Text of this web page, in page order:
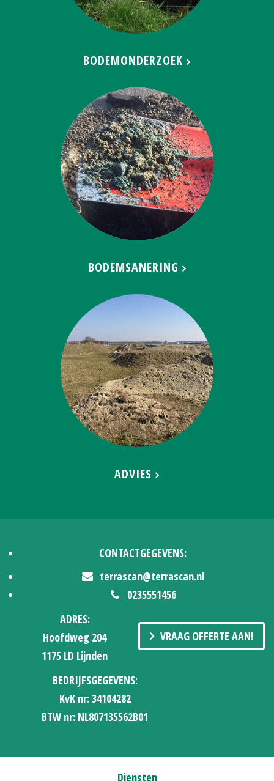
BODEMONDERZOEK
BODEMSANERING
ADVIES
CONTACTGEGEVENS:
terrascan@terrascan.nl
0235551456
ADRES:
Hoofdweg 204
1175 LD Lijnden
BEDRIJFSGEGEVENS:
KvK nr: 34104282
BTW nr: NL807135562B01
VRAAG OFFERTE AAN!
Diensten